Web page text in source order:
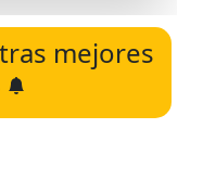
mejores